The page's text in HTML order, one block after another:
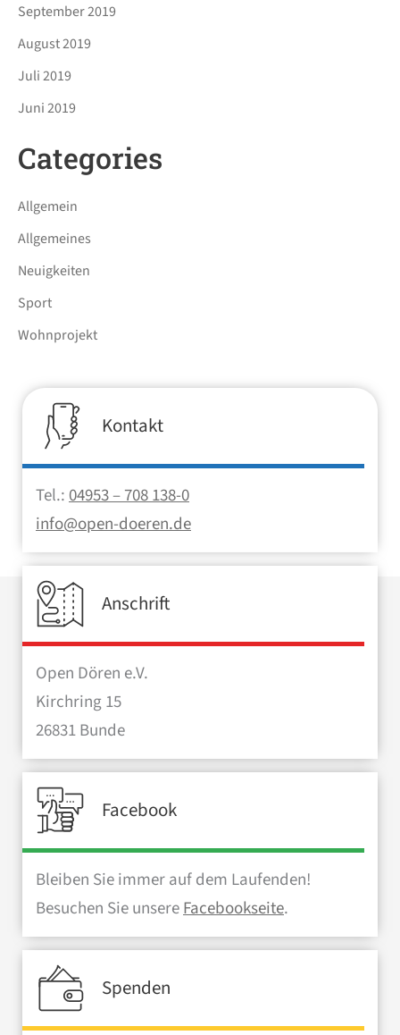
September 2019
August 2019
Juli 2019
Juni 2019
Categories
Allgemein
Allgemeines
Neuigkeiten
Sport
Wohnprojekt
Kontakt
Tel.:04953 – 708 138-0
info@open-doeren.de
Anschrift
Open Dören e.V.
Kirchring 15
26831 Bunde
Facebook
Bleiben Sie immer auf dem Laufenden!
Besuchen Sie unsereFacebookseite.
Spenden